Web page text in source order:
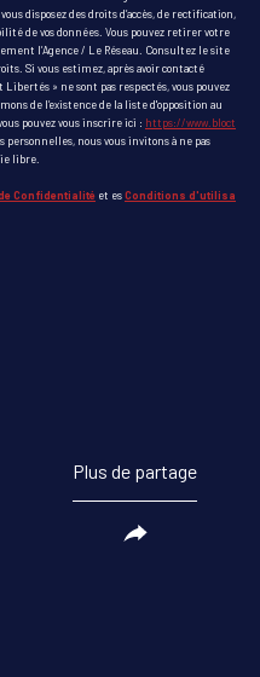
disposez des droits d’accès, de rectification,
de vos données. Vous pouvez retirer votre
l’Agence / Le Réseau. Consultez le site
Si vous estimez, après avoir contacté
» ne sont pas respectés, vous pouvez
de l’existence de la liste d'opposition au
pouvez vous inscrire ici : https://www.bloct
personnelles, nous vous invitons à ne pas
libre.
Confidentialité et esConditions d'utilisa
Plus de partage